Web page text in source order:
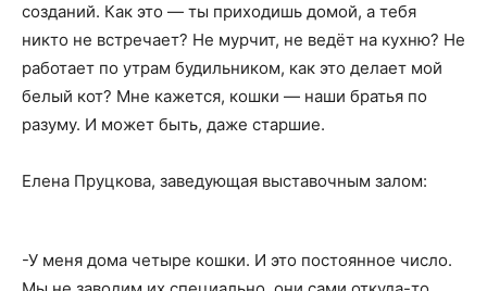
созданий. Как это — ты приходишь домой, а тебя
никто не встречает? Не мурчит, не ведёт на кухню? Не
работает по утрам будильником, как это делает мой
белый кот? Мне кажется, кошки — наши братья по
разуму. И может быть, даже старшие.
Елена Пруцкова, заведующая выставочным залом:
-У меня дома четыре кошки. И это постоянное число.